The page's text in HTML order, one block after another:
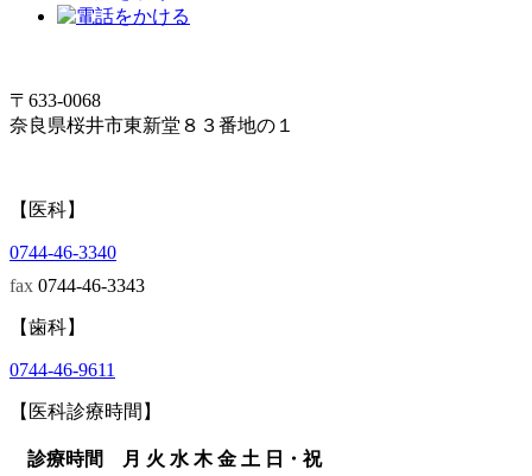
〒633-0068
奈良県桜井市東新堂８３番地の１
【医科】
0744-46-3340
fax 0744-46-3343
【歯科】
0744-46-9611
【医科診療時間】
診療時間 月 火 水 木 金 土 日・祝